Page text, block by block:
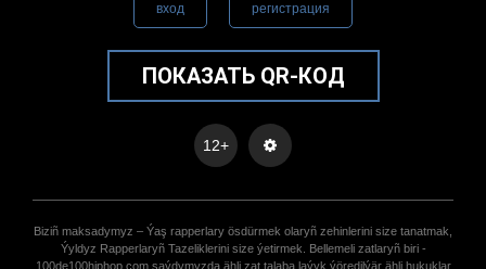
вход регистрация
ПОКАЗАТЬ QR-КОД
12+
Biziñ maksadymyz – Ýaş rapperlary ösdürmek olaryñ zehinlerini size tanatmak,
Ýyldyz Rapperlaryñ Tazeliklerini size ýetirmek. Bellemeli zatlaryñ biri -
100de100hiphop.com saýdymyzda ähli zat talaba laýyk ýöredilýär ähli hukuklar